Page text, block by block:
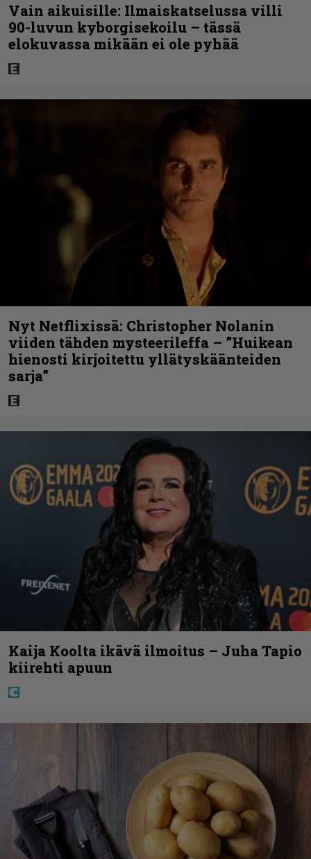
Vain aikuisille: Ilmaiskatselussa villi
90-luvun kyborgisekoilu – tässä
elokuvassa mikään ei ole pyhää
Nyt Netflixissä: Christopher Nolanin
viiden tähden mysteerileffa – ”Huikean
hienosti kirjoitettu yllätyskäänteiden
sarja”
Kaija Koolta ikävä ilmoitus – Juha Tapio
kiirehti apuun